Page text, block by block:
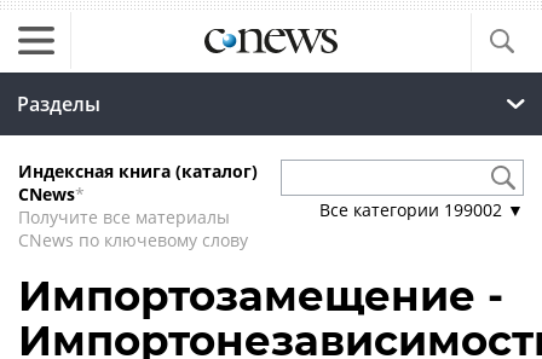
Разделы
Индексная книга (каталог)
CNews*
Получите все материалы
CNews по ключевому слову
Все категории 199002 ▼
Импортозамещение -